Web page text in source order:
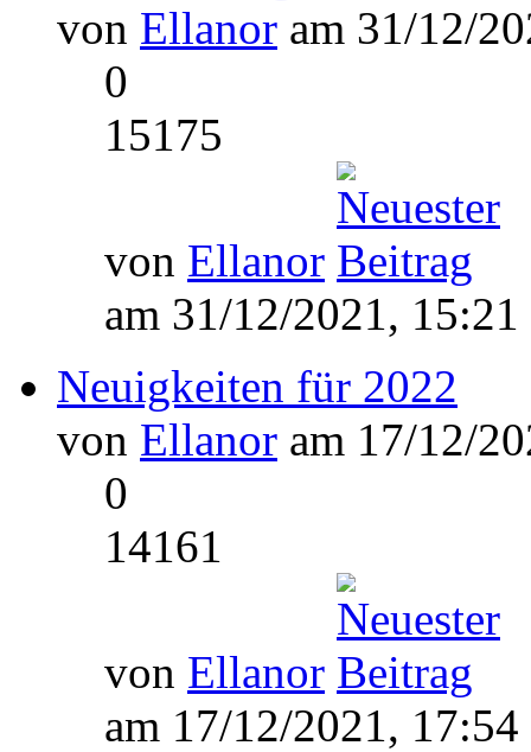
von Ellanor am 31/12/
0
15175
von Ellanor
am 31/12/2021, 15:21
Neuigkeiten für 2022
von Ellanor am 17/12/
0
14161
von Ellanor
am 17/12/2021, 17:54